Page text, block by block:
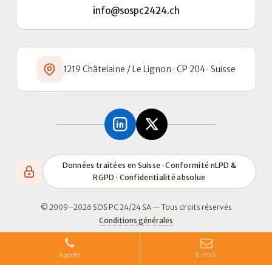
info@sospc2424.ch
1219 Châtelaine / Le Lignon · CP 204 · Suisse
Données traitées en Suisse · Conformité nLPD &
RGPD · Confidentialité absolue
© 2009–2026 SOS PC 24/24 SA — Tous droits réservés
Conditions générales
Appeler E-mail